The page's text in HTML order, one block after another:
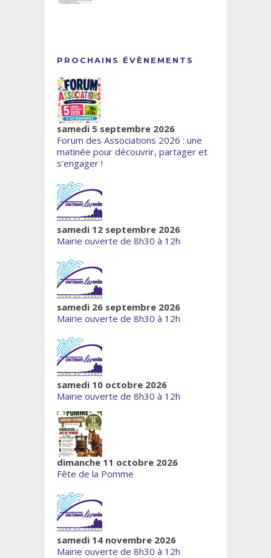
PROCHAINS ÉVÈNEMENTS
samedi 5 septembre 2026
Forum des Associations 2026 : une
matinée pour découvrir, partager et
s’engager !
samedi 12 septembre 2026
Mairie ouverte de 8h30 à 12h
samedi 26 septembre 2026
Mairie ouverte de 8h30 à 12h
samedi 10 octobre 2026
Mairie ouverte de 8h30 à 12h
dimanche 11 octobre 2026
Fête de la Pomme
samedi 14 novembre 2026
Mairie ouverte de 8h30 à 12h